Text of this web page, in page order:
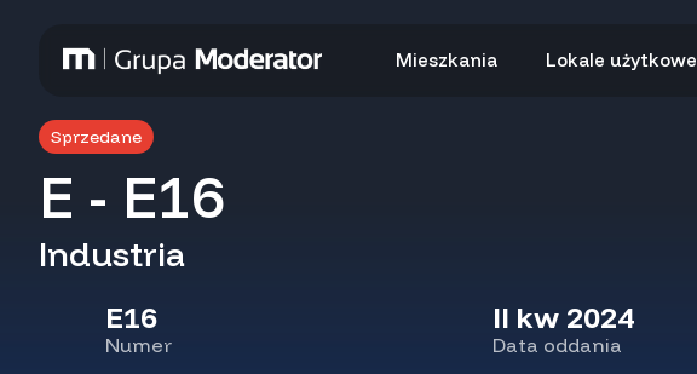
Mieszkania Lokale użytkowe
Sprzedane
E - E16
Industria
E16
Numer
II kw 2024
Data oddania